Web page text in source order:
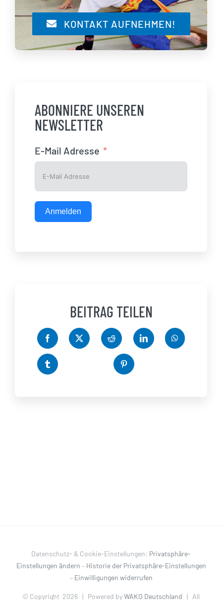
KONTAKT AUFNEHMEN!
ABONNIERE UNSEREN
NEWSLETTER
E-Mail Adresse
Anmelden
BEITRAG TEILEN
Datenschutz- & Cookie-Einstellungen: Privatsphäre-
Einstellungen ändern – Historie der Privatsphäre-Einstellungen
– Einwilligungen widerrufen
© Copyright 2026 | Powered byWAKO Deutschland | All